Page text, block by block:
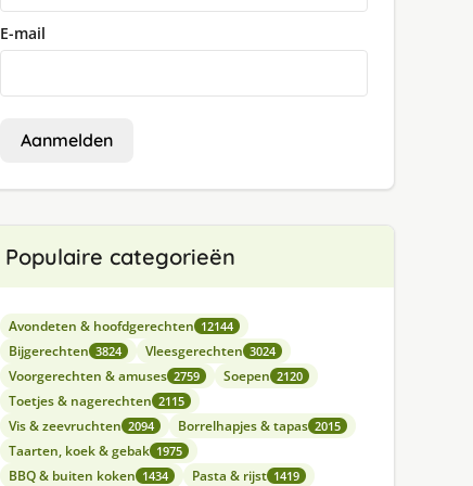
E-mail
Aanmelden
Populaire categorieën
Avondeten & hoofdgerechten 12144
Bijgerechten 3824 Vleesgerechten 3024
Voorgerechten & amuses 2759 Soepen 2120
Toetjes & nagerechten 2115
Vis & zeevruchten 2094 Borrelhapjes & tapas 2015
Taarten, koek & gebak 1975
BBQ & buiten koken 1434 Pasta & rijst 1419